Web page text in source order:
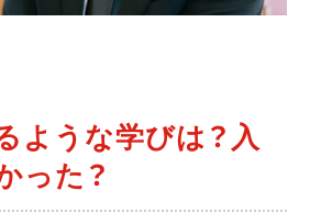
ような学びは？入
った？